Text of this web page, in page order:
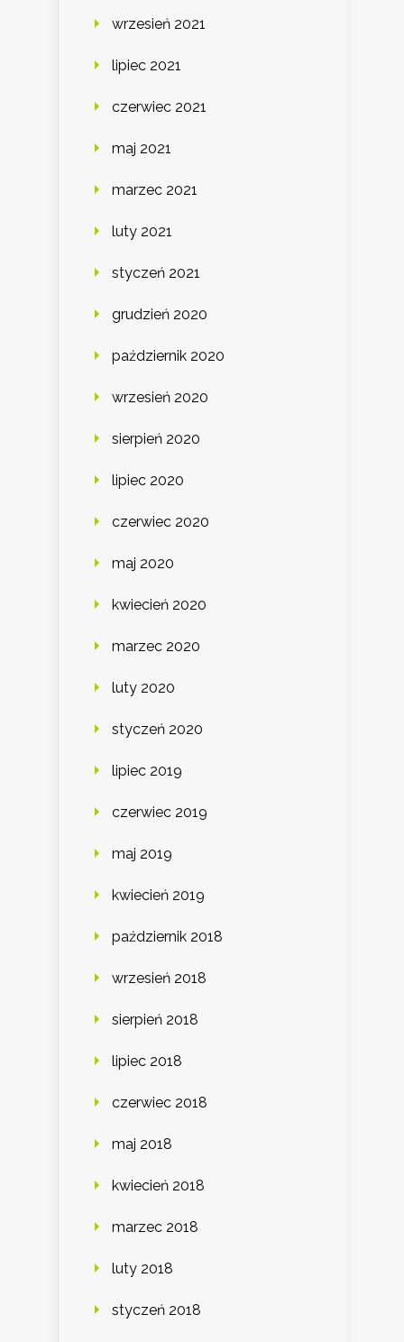
wrzesień 2021
lipiec 2021
czerwiec 2021
maj 2021
marzec 2021
luty 2021
styczeń 2021
grudzień 2020
październik 2020
wrzesień 2020
sierpień 2020
lipiec 2020
czerwiec 2020
maj 2020
kwiecień 2020
marzec 2020
luty 2020
styczeń 2020
lipiec 2019
czerwiec 2019
maj 2019
kwiecień 2019
październik 2018
wrzesień 2018
sierpień 2018
lipiec 2018
czerwiec 2018
maj 2018
kwiecień 2018
marzec 2018
luty 2018
styczeń 2018